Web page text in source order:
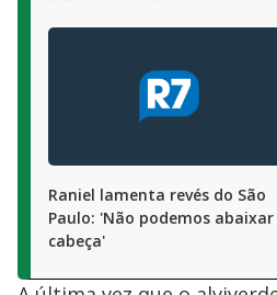
Raniel lamenta revés do São
Paulo: 'Não podemos abaixar
cabeça'